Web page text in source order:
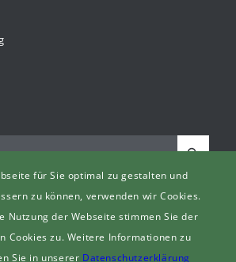
des Amtes Heepen e.V.-powered by
für Sie optimal zu gestalten und
zu können, verwenden wir Cookies.
Nutzung der Webseite stimmen Sie der
Cookies zu. Weitere Informationen zu
Sie in unserer Datenschutzerklärung